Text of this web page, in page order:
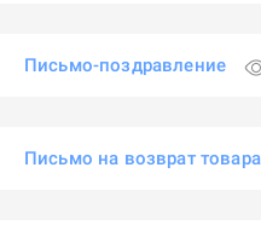
Письмо-поздравление
Письмо на возврат